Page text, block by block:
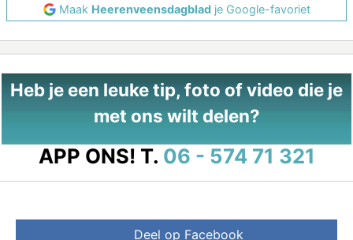
Maak Heerenveensdagbladje Google-favoriet
Heb je een leuke tip, foto of video die je
met ons wilt delen?
APP ONS! T. 06 - 574 71 321
Deel op Facebook